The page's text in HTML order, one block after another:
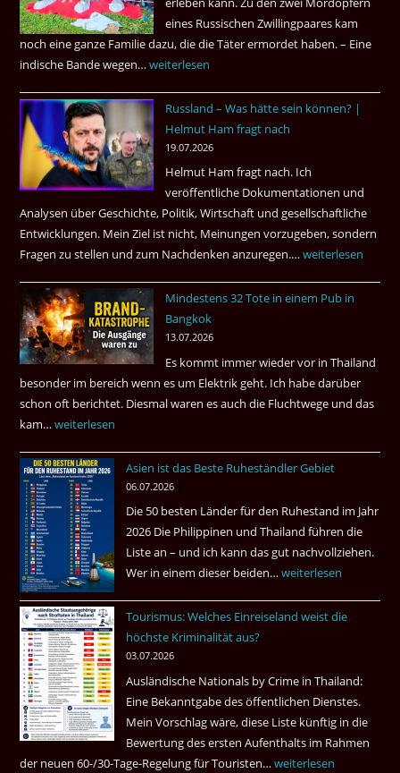
wieder
frei
?
eines Russischen Zwillingpaares kam
noch eine ganze Familie dazu, die die Täter ermordet haben. – Eine
indische Bande wegen…Zwillingsmord
aufgeklärt
3
Tote
kamen
dazu.
weiterlesen
Russland – Was hätte sein können? |
Helmut Ham fragt nach
19.07.2026
Helmut Ham fragt nach. Ich
veröffentliche Dokumentationen und
Analysen über Geschichte, Politik, Wirtschaft und gesellschaftliche
Entwicklungen. Mein Ziel ist nicht, Meinungen vorzugeben, sondern
Fragen zu stellen und zum Nachdenken anzuregen.…Russland
Was
können?
|
Helmut
fragt
weiterlesen
Mindestens 32 Tote in einem Pub in
Bangkok
13.07.2026
Es kommt immer wieder vor in Thailand
besonder im bereich wenn es um Elektrik geht. Ich habe darüber
schon oft berichtet. Diesmal waren es auch die Fluchtwege und das
kam…Mindestens
Tote
einem
Pub
Bangkok
weiterlesen
Asien ist das Beste Ruheständler Gebiet
06.07.2026
Die 50 besten Länder für den Ruhestand im Jahr
2026 Die Philippinen und Thailand führen die
Liste an – und ich kann das gut nachvollziehen.
Wer in einem dieser beiden…Asien
das
Gebiet
weiterlesen
Tourismus: Welches Einreiseland weist die
höchste Kriminalität aus?
03.07.2026
Ausländische Nationals by Crime in Thailand:
Eine Bekanntgabe des öffentlichen Dienstes.
Mein Vorschlag wäre, diese Liste künftig in die
Bewertung des ersten Aufenthalts im Rahmen
der neuen 60-/30-Tage-Regelung für Touristen…Tourismus:
weiterlesen